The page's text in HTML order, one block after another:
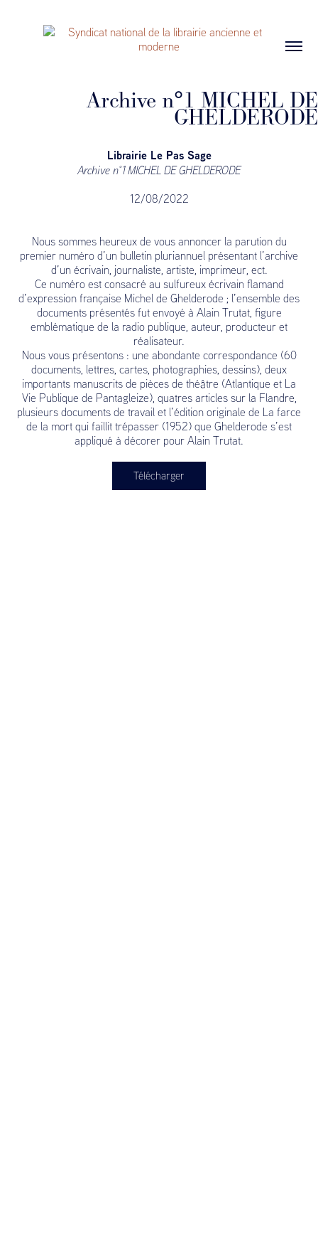
Archive n°1 MICHEL DE
GHELDERODE
Librairie Le Pas Sage
Archive n°1 MICHEL DE GHELDERODE
12/08/2022
Nous sommes heureux de vous annoncer la parution du
premier numéro d’un bulletin pluriannuel présentant l’archive
d’un écrivain, journaliste, artiste, imprimeur, ect.
Ce numéro est consacré au sulfureux écrivain flamand
d’expression française Michel de Ghelderode ; l’ensemble des
documents présentés fut envoyé à Alain Trutat, figure
emblématique de la radio publique, auteur, producteur et
réalisateur.
Nous vous présentons : une abondante correspondance (60
documents, lettres, cartes, photographies, dessins), deux
importants manuscrits de pièces de théâtre (Atlantique et La
Vie Publique de Pantagleize), quatres articles sur la Flandre,
plusieurs documents de travail et l’édition originale de La farce
de la mort qui faillit trépasser (1952) que Ghelderode s’est
appliqué à décorer pour Alain Trutat.
Télécharger